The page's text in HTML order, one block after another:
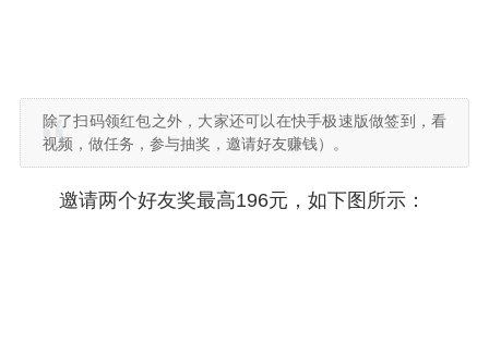
除了扫码领红包之外，大家还可以在快手极速版做签到，看
视频，做任务，参与抽奖，邀请好友赚钱）。
邀请两个好友奖最高196元，如下图所示：